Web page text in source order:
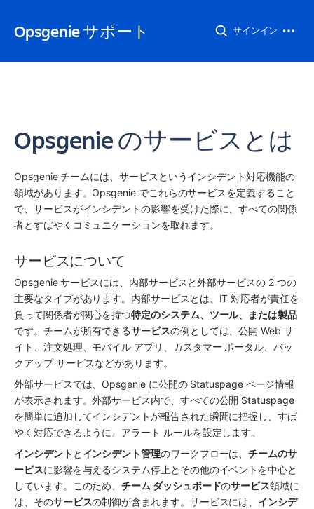
Opsgenie サポート サインイン
Opsgenie のサービスとは
Opsgenie チームには、サービスというインシデント対応機能の
領域があります。Opsgenie でこれらのサービスを定義すること
で、サービスがインシデントの影響を受けた際に、すべての関係
者とすばやくコミュニケーションを取れます。
サービスについて
Opsgenie サービスには、内部サービスと外部サービスの 2 つの
主要なタイプがあります。内部サービスとは、IT 対応者が責任を
負って関係者が関心を持つ特定のシステム、ツール、または製品
です。チームが所有できるサービスの例としては、公開 Web サ
イト、注文処理、モバイル アプリ、カスタマー ポータル、バッ
クアップ サービスなどがあります。
外部サービスでは、Opsgenie に公開の Statuspage ページ情報
が表示されます。外部サービス内で、すべての公開 Statuspage
を簡単に追加してインシデントが報告された瞬間に把握し、すば
やく対応できるように、アラート ルールを設定します。
インシデント と インシデント管理のワークフローは、チームのサ
ービスに影響を与えるシステム停止とその他のイベントを中心と
しています。このため、チーム ダッシュボードのサービス領域に
は、そのサービスの制御が含まれます。サービスには、 インシデ